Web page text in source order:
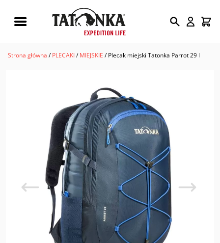
produktów
Strona główna /PLECAKI/MIEJSKIE / Plecak miejski Tatonka Parrot 29 l